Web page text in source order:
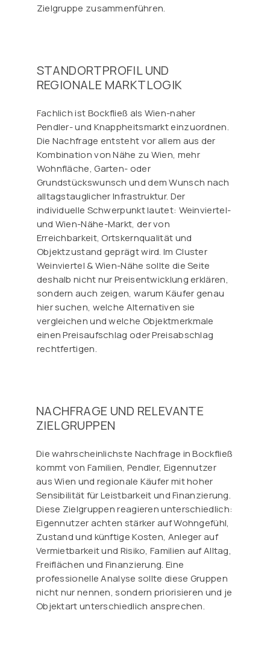
Zielgruppe zusammenführen.
STANDORTPROFIL UND
REGIONALE MARKTLOGIK
Fachlich ist Bockfließ als Wien-naher
Pendler- und Knappheitsmarkt einzuordnen.
Die Nachfrage entsteht vor allem aus der
Kombination von Nähe zu Wien, mehr
Wohnfläche, Garten- oder
Grundstückswunsch und dem Wunsch nach
alltagstauglicher Infrastruktur. Der
individuelle Schwerpunkt lautet: Weinviertel-
und Wien-Nähe-Markt, der von
Erreichbarkeit, Ortskernqualität und
Objektzustand geprägt wird. Im Cluster
Weinviertel & Wien-Nähe sollte die Seite
deshalb nicht nur Preisentwicklung erklären,
sondern auch zeigen, warum Käufer genau
hier suchen, welche Alternativen sie
vergleichen und welche Objektmerkmale
einen Preisaufschlag oder Preisabschlag
rechtfertigen.
NACHFRAGE UND RELEVANTE
ZIELGRUPPEN
Die wahrscheinlichste Nachfrage in Bockfließ
kommt von Familien, Pendler, Eigennutzer
aus Wien und regionale Käufer mit hoher
Sensibilität für Leistbarkeit und Finanzierung.
Diese Zielgruppen reagieren unterschiedlich:
Eigennutzer achten stärker auf Wohngefühl,
Zustand und künftige Kosten, Anleger auf
Vermietbarkeit und Risiko, Familien auf Alltag,
Freiflächen und Finanzierung. Eine
professionelle Analyse sollte diese Gruppen
nicht nur nennen, sondern priorisieren und je
Objektart unterschiedlich ansprechen.